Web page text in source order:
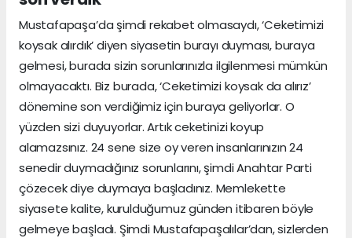
Mustafapaşa’da şimdi rekabet olmasaydı, ‘Ceketimizi
koysak alırdık’ diyen siyasetin burayı duyması, buraya
gelmesi, burada sizin sorunlarınızla ilgilenmesi mümkün
olmayacaktı. Biz burada, ‘Ceketimizi koysak da alırız’
dönemine son verdiğimiz için buraya geliyorlar. O
yüzden sizi duyuyorlar. Artık ceketinizi koyup
alamazsınız. 24 sene size oy veren insanlarınızın 24
senedir duymadığınız sorunlarını, şimdi Anahtar Parti
çözecek diye duymaya başladınız. Memlekette
siyasete kalite, kurulduğumuz günden itibaren böyle
gelmeye başladı. Şimdi Mustafapaşalılar’dan, sizlerden